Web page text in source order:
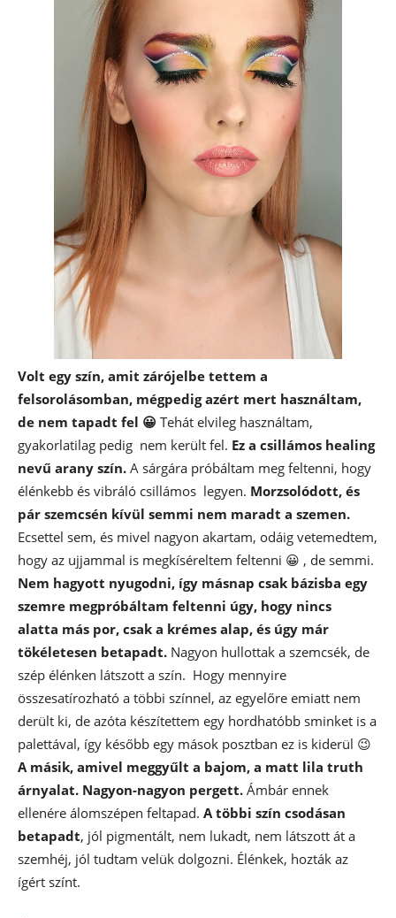
Volt egy szín, amit zárójelbe tettem a
felsorolásomban, mégpedig azért mert használtam,
de nem tapadt fel 😀 Tehát elvileg használtam,
gyakorlatilag pedig nem került fel. Ez a csillámos healing
nevű arany szín. A sárgára próbáltam meg feltenni, hogy
élénkebb és vibráló csillámos legyen. Morzsolódott, és
pár szemcsén kívül semmi nem maradt a szemen.
Ecsettel sem, és mivel nagyon akartam, odáig vetemedtem,
hogy az ujjammal is megkíséreltem feltenni 😀 , de semmi.
Nem hagyott nyugodni, így másnap csak bázisba egy
szemre megpróbáltam feltenni úgy, hogy nincs
alatta más por, csak a krémes alap, és úgy már
tökéletesen betapadt. Nagyon hullottak a szemcsék, de
szép élénken látszott a szín. Hogy mennyire
összesatírozható a többi színnel, az egyelőre emiatt nem
derült ki, de azóta készítettem egy hordhatóbb sminket is a
palettával, így később egy mások posztban ez is kiderül 😉
A másik, amivel meggyűlt a bajom, a matt lila truth
árnyalat. Nagyon-nagyon pergett. Ámbár ennek
ellenére álomszépen feltapad. A többi szín csodásan
betapadt, jól pigmentált, nem lukadt, nem látszott át a
szemhéj, jól tudtam velük dolgozni. Élénkek, hozták az
ígért színt.